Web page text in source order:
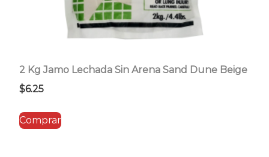
2 Kg Jamo Lechada Sin Arena Sand Dune Beige
$6.25
Comprar